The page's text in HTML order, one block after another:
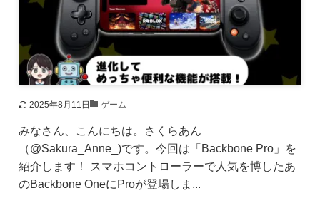
2025年8月11日 ゲーム
みなさん、こんにちは。さくらあん
（@Sakura_Anne_)です。今回は「Backbone Pro」を
紹介します！ スマホコントローラーで人気を博したあ
のBackbone OneにProが登場しま...